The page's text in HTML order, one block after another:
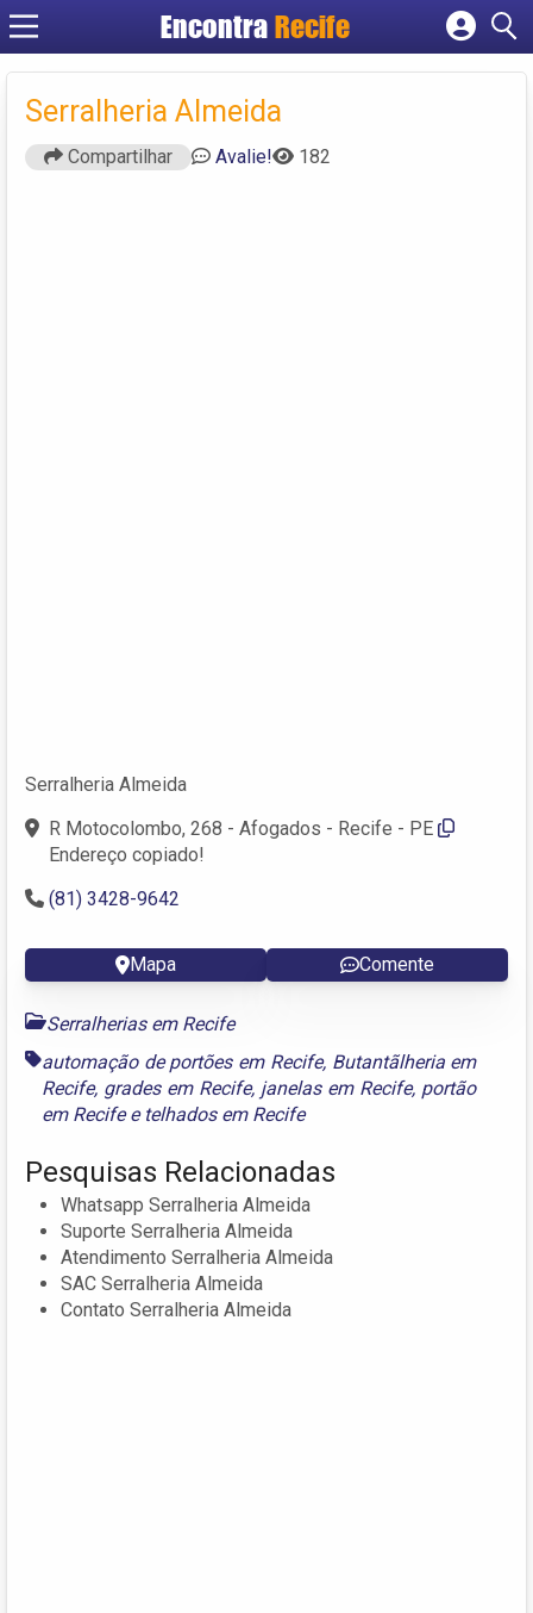
Encontra Recife
Cadastrar empresa
Criar conta
Serralheria Almeida
Compartilhar Avalie! 182
Serralheria Almeida
R Motocolombo, 268 - Afogados - Recife - PE
Endereço copiado!
(81) 3428-9642
Mapa Comente
Serralherias em Recife
automação de portões em Recife, Butantãlheria em
Recife, grades em Recife, janelas em Recife, portão
em Recifee telhados em Recife
Pesquisas Relacionadas
Whatsapp Serralheria Almeida
Suporte Serralheria Almeida
Atendimento Serralheria Almeida
SAC Serralheria Almeida
Contato Serralheria Almeida